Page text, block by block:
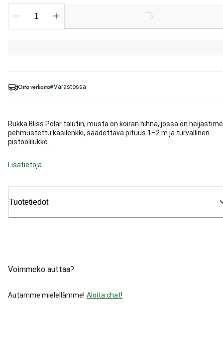
Osta verkosta Varastossa
Rukka Bliss Polar talutin, musta on koiran hihna, jossa on
pehmustettu käsilenkki, säädettävä pituus 1–2 m ja turvallinen
pistoolilukko.
Lisätietoja
Tuotetiedot
Voimmeko auttaa?
Autamme mielellämme! Aloita chat!
Loading...